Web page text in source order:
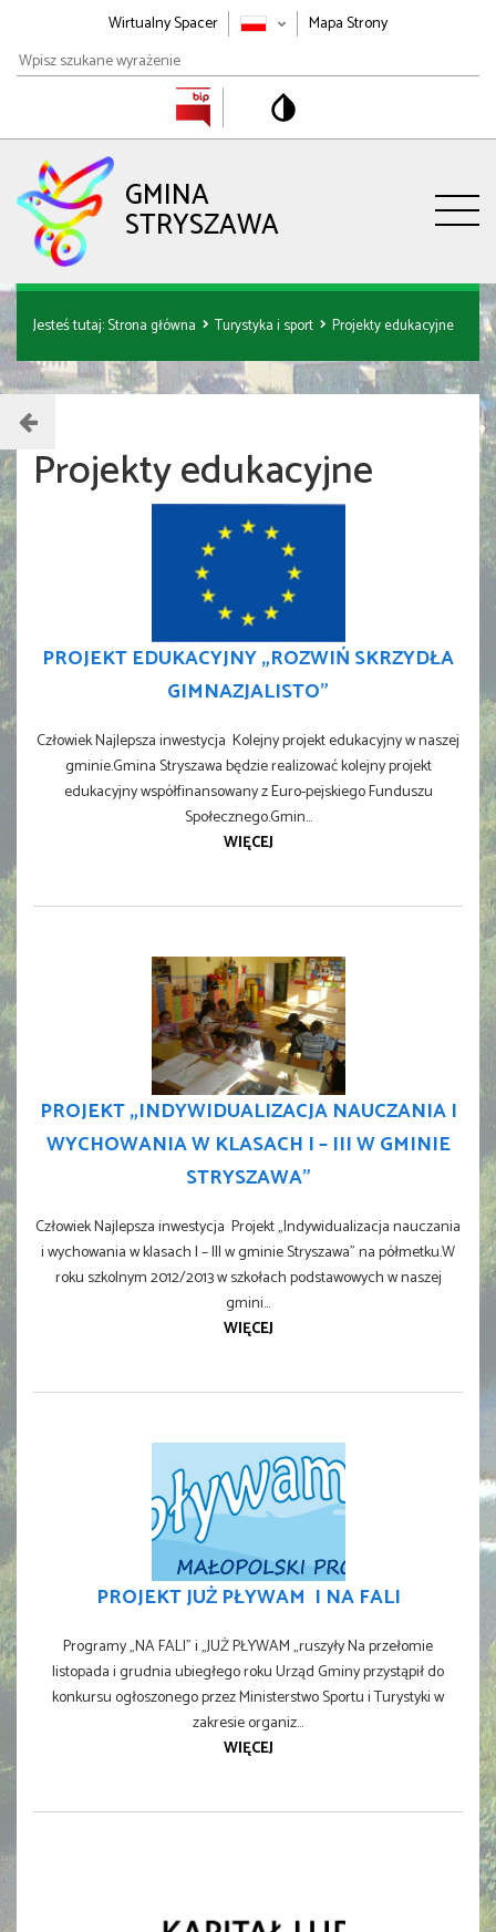
Wirtualny Spacer
Mapa Strony
Wpisz
szukane
GMINA
STRYSZAWA
Jesteś tutaj:Strona główna Turystyka i sport Projekty edukacyjne
Projekty edukacyjne
PROJEKT EDUKACYJNY „ROZWIŃ SKRZYDŁA
GIMNAZJALISTO”
Człowiek Najlepsza inwestycja Kolejny projekt edukacyjny w naszej
gminie.Gmina Stryszawa będzie realizować kolejny projekt
edukacyjny współfinansowany z Euro-pejskiego Funduszu
Społecznego.Gmin...
WIĘCEJ
PROJEKT „INDYWIDUALIZACJA NAUCZANIA I
WYCHOWANIA W KLASACH I – III W GMINIE
STRYSZAWA”
Człowiek Najlepsza inwestycja Projekt „Indywidualizacja nauczania
i wychowania w klasach I – III w gminie Stryszawa” na półmetku.W
roku szkolnym 2012/2013 w szkołach podstawowych w naszej
gmini...
WIĘCEJ
PROJEKT JUŻ PŁYWAM I NA FALI
Programy „NA FALI” i „JUŻ PŁYWAM „ruszyły Na przełomie
listopada i grudnia ubiegłego roku Urząd Gminy przystąpił do
konkursu ogłoszonego przez Ministerstwo Sportu i Turystyki w
zakresie organiz...
WIĘCEJ